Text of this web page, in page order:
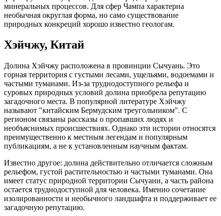
минеральных процессов. Для сфер Чампа характерна
необычная округлая форма, но само существование
природных конкреций хорошо известно геологам.
Хэйчжу, Китай
Долина Хэйчжу расположена в провинции Сычуань. Это
горная территория с густыми лесами, ущельями, водоемами и
частыми туманами. Из-за труднодоступного рельефа и
суровых природных условий долина приобрела репутацию
загадочного места. В популярной литературе Хэйчжу
называют "китайским Бермудским треугольником". С
регионом связаны рассказы о пропавших людях и
необъяснимых происшествиях. Однако эти истории относятся
преимущественно к местным легендам и популярным
публикациям, а не к установленным научным фактам.
Известно другое: долина действительно отличается сложным
рельефом, густой растительностью и частыми туманами. Она
имеет статус природной территории Сычуани, а часть района
остается труднодоступной для человека. Именно сочетание
изолированности и необычного ландшафта и поддерживает ее
загадочную репутацию.